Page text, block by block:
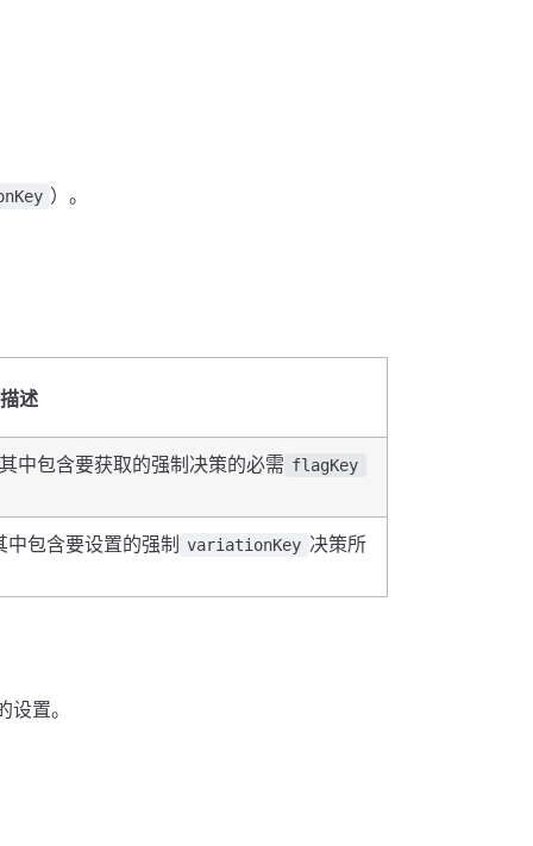
）。
描述
中包含要获取的强制决策的必需 flagKey
中包含要设置的强制 variationKey 决策所
设置。